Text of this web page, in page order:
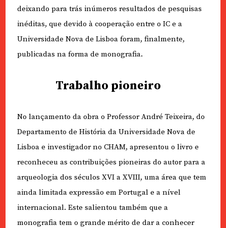
deixando para trás inúmeros resultados de pesquisas
inéditas, que devido à cooperação entre o IC e a
Universidade Nova de Lisboa foram, finalmente,
publicadas na forma de monografia.
Trabalho pioneiro
No lançamento da obra o Professor André Teixeira, do
Departamento de História da Universidade Nova de
Lisboa e investigador no CHAM, apresentou o livro e
reconheceu as contribuições pioneiras do autor para a
arqueologia dos séculos XVI a XVIII, uma área que tem
ainda limitada expressão em Portugal e a nível
internacional. Este salientou também que a
monografia tem o grande mérito de dar a conhecer